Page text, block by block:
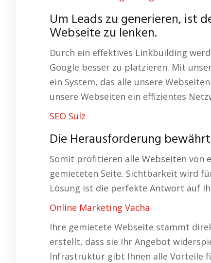
Um Leads zu generieren, ist
Webseite zu lenken.
Durch ein effektives Linkbuilding
Google besser zu platzieren. Mit
ein System, das alle unsere
unsere Webseiten ein effizientes
SEO Sulz
Die Herausforderung
Somit profitieren alle Webseiten von
gemieteten Seite. Sichtbarkeit wird
Lösung ist die perfekte Antwort auf
Online Marketing Vacha
Ihre gemietete Webseite stammt
erstellt, dass sie Ihr Angebot
Infrastruktur gibt Ihnen alle Vorteile